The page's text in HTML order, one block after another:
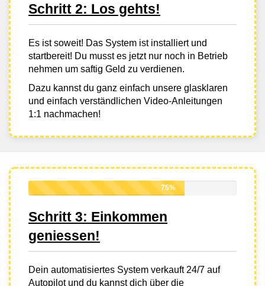
Schritt 2: Los gehts!
Es ist soweit! Das System ist installiert und
startbereit! Du musst es jetzt nur noch in Betrieb
nehmen um saftig Geld zu verdienen.
Dazu kannst du ganz einfach unsere glasklaren
und einfach verständlichen Video-Anleitungen
1:1 nachmachen!
75%
Schritt 3: Einkommen
geniessen!
Dein automatisiertes System verkauft 24/7 auf
Autopilot und du kannst dich über die